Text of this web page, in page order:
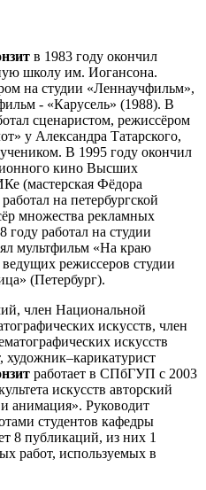
в 1983 году окончил
школу им. Иогансона.
на студии «Леннаучфильм»,
- «Карусель» (1988). В
сценаристом, режиссёром
у Александра Татарского,
В 1995 году окончил
кино Высших
(мастерская Фёдора
на петербургской
множества рекламных
году работал на студии
мультфильм «На краю
режиссеров студии
(Петербург).
член Национальной
искусств, член
искусств
художник–карикатурист
работает в СПбГУП с 2003
искусств авторский
анимация». Руководит
студентов кафедры
8 публикаций, из них 1
работ, используемых в